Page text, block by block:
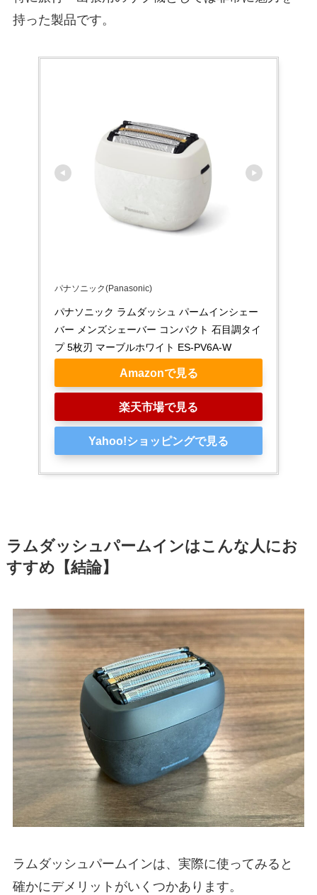
持った製品です。
パナソニック(Panasonic)
パナソニック ラムダッシュ パームインシェー
バー メンズシェーバー コンパクト 石目調タイ
プ 5枚刃 マーブルホワイト ES-PV6A-W
Amazonで見る
楽天市場で見る
Yahoo!ショッピングで見る
ラムダッシュパームインはこんな人にお
すすめ【結論】
ラムダッシュパームインは、実際に使ってみると
確かにデメリットがいくつかあります。